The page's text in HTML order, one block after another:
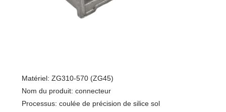
Matériel: ZG310-570 (ZG45)
Nom du produit: connecteur
Processus: coulée de précision de silice sol